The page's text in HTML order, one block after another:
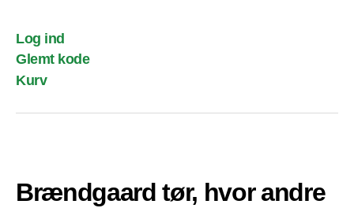
Log ind
Glemt kode
Kurv
Brændgaard tør, hvor andre